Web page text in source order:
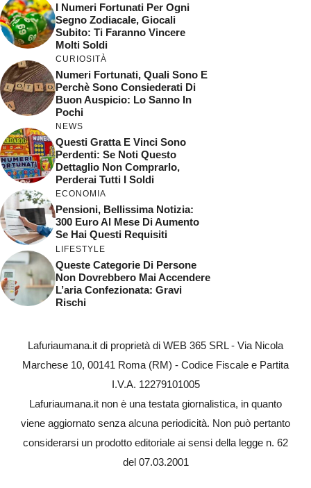
I Numeri Fortunati Per Ogni
Segno Zodiacale, Giocali
Subito: Ti Faranno Vincere
Molti Soldi
CURIOSITÀ
Numeri Fortunati, Quali Sono E
Perchè Sono Consiederati Di
Buon Auspicio: Lo Sanno In
Pochi
NEWS
Questi Gratta E Vinci Sono
Perdenti: Se Noti Questo
Dettaglio Non Comprarlo,
Perderai Tutti I Soldi
ECONOMIA
Pensioni, Bellissima Notizia:
300 Euro Al Mese Di Aumento
Se Hai Questi Requisiti
LIFESTYLE
Queste Categorie Di Persone
Non Dovrebbero Mai Accendere
L’aria Confezionata: Gravi
Rischi
Lafuriaumana.it di proprietà di WEB 365 SRL - Via Nicola
Marchese 10, 00141 Roma (RM) - Codice Fiscale e Partita
I.V.A. 12279101005
Lafuriaumana.it non è una testata giornalistica, in quanto
viene aggiornato senza alcuna periodicità. Non può pertanto
considerarsi un prodotto editoriale ai sensi della legge n. 62
del 07.03.2001